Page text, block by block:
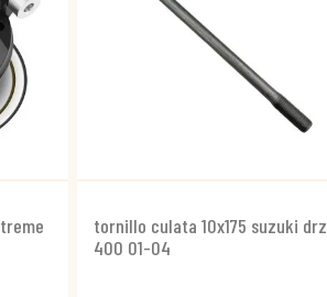
tornillo culata 10x175 suzuki drz
400 01-04